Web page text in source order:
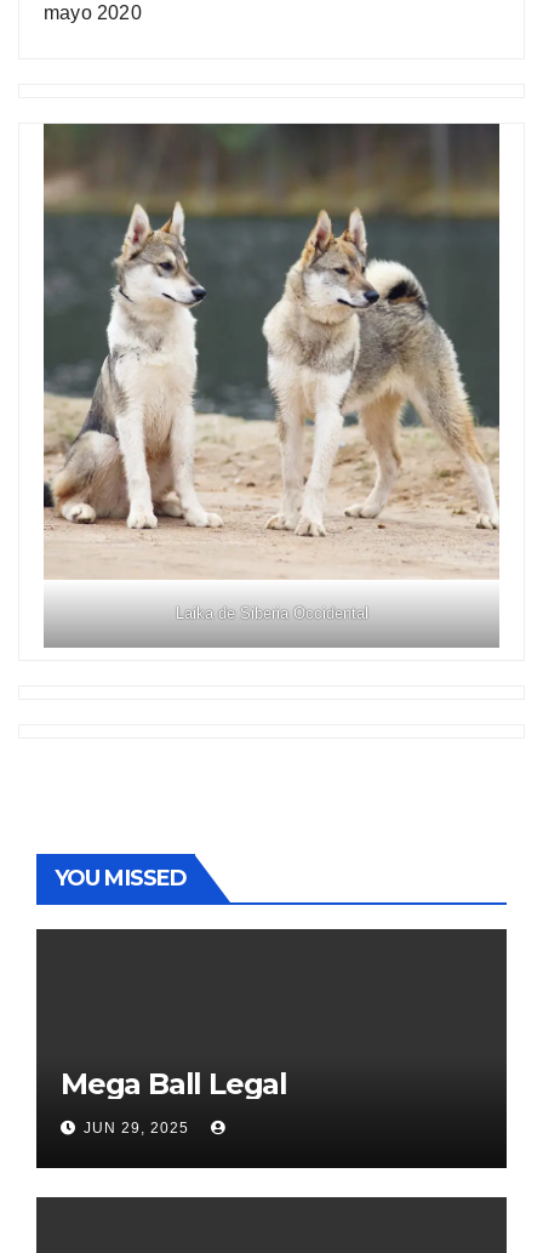
mayo 2020
Laika de Siberia Occidental
YOU MISSED
Mega Ball Legal
JUN 29, 2025